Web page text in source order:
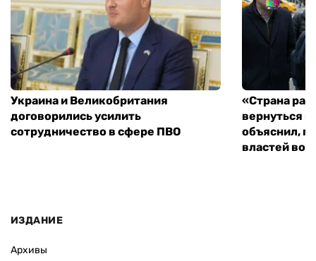
Украина и Великобритания
договорились усилить
сотрудничество в сфере ПВО
«Страна
вернуться
объяснил,
властей
ИЗДАНИЕ
Архивы